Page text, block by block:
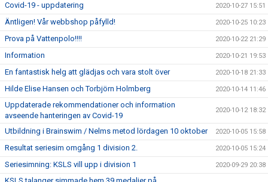
Covid-19 - uppdatering 2020-10-27 15:51
Äntligen! Vår webbshop påfylld! 2020-10-25 10:23
Prova på Vattenpolo!!!! 2020-10-22 21:29
Information 2020-10-21 19:53
En fantastisk helg att glädjas och vara stolt över 2020-10-18 21:33
Hilde Elise Hansen och Torbjörn Holmberg 2020-10-14 11:46
Uppdaterade rekommendationer och information
avseende hanteringen av Covid-19
2020-10-12 18:32
Utbildning i Brainswim / Nelms metod lördagen 10 oktober 2020-10-05 15:58
Resultat seriesim omgång 1 division 2. 2020-10-05 15:24
Seriesimning: KSLS vill upp i division 1 2020-09-29 20:38